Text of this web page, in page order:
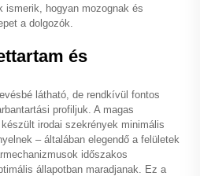
ismerik, hogyan mozognak és
a dolgozók.
és
látható, de rendkívül fontos
profiljuk. A magas
irodai szekrények minimális
– általában elegendő a felületek
időszakos
állapotban maradjanak. Ez a